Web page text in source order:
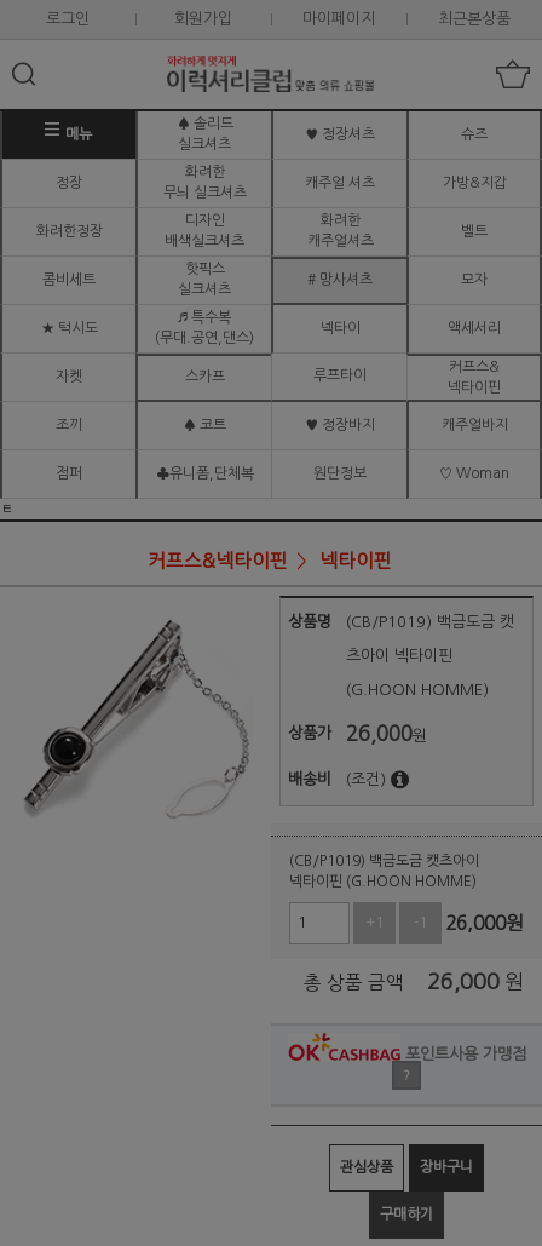
로그인 회원가입 마이페이지 최근본상품
메뉴
♠ 솔리드
실크셔츠
♥ 정장셔츠 슈즈
정장
화려한
무늬 실크셔츠
캐주얼 셔츠 가방&지갑
화려한정장
디자인
배색실크셔츠
화려한
캐주얼셔츠
벨트
콤비세트
핫픽스
실크셔츠
# 망사셔츠 모자
★ 턱시도
♬ 특수복
(무대.공연,댄스)
넥타이 액세서리
자켓 스카프 루프타이
커프스&
넥타이핀
조끼 ♠ 코트 ♥ 정장바지 캐주얼바지
점퍼 ♣유니폼,단체복 원단정보 ♡ Woman
ㅌ
커프스&넥타이핀 넥타이핀
상품명 (CB/P1019) 백금도금 캣
츠아이 넥타이핀
(G.HOON HOMME)
상품가 26,000원
배송비 (조건)
(CB/P1019) 백금도금 캣츠아이
넥타이핀 (G.HOON HOMME)
+1 -1 26,000원
총 상품 금액 26,000 원
포인트사용 가맹점
?
관심상품 장바구니
구매하기